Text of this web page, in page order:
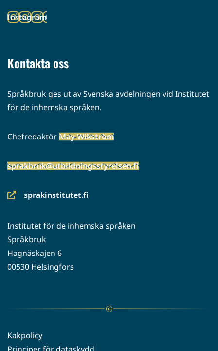
palveluun)
Instagram
(siirryt
Kontakta oss
Språkbruk ges ut av Svenska avdelningen vid Institutet
för de inhemska språken.
ChefredaktörMay Wikström
sprakbruk@utbildningsstyrelsen.fi
sprakinstitutet.fi
(siirryt
palveluun)
Institutet för de inhemska språken
Språkbruk
Hagnäskajen 6
00530 Helsingfors
Kakpolicy
Principer för dataskydd